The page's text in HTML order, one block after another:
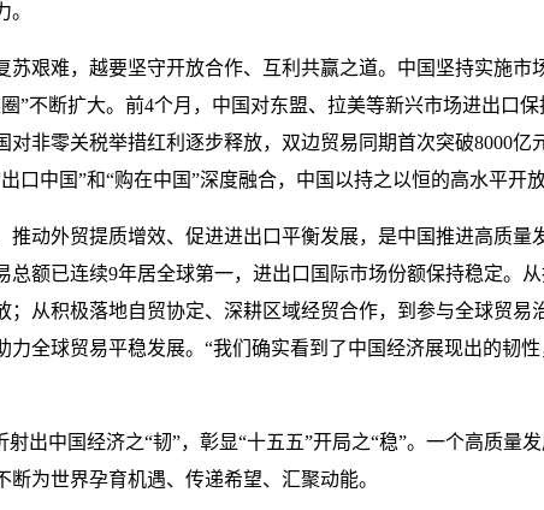
苏艰难，越要坚守开放合作、互利共赢之道。中国坚持实施
”不断扩大。前4个月，中国对东盟、拉美等新兴市场进出口
对非零关税举措红利逐步释放，双边贸易同期首次突破8000
口中国”和“购在中国”深度融合，中国以持之以恒的高水平开
推动外贸提质增效、促进进出口平衡发展，是中国推进高质
总额已连续9年居全球第一，进出口国际市场份额保持稳定。
；从积极落地自贸协定、深耕区域经贸合作，到参与全球贸
力全球贸易平稳发展。“我们确实看到了中国经济展现出的韧
射出中国经济之“韧”，彰显“十五五”开局之“稳”。一个高质量
断为世界孕育机遇、传递希望、汇聚动能。